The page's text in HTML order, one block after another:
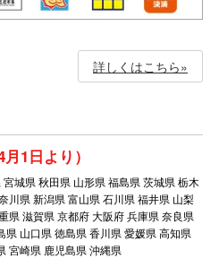
詳しくはこちら»
1日より）
城県 秋田県 山形県 福島県 茨城県 栃木
川県 新潟県 富山県 石川県 福井県 山梨
県 滋賀県 京都府 大阪府 兵庫県 奈良県
山口県 徳島県 香川県 愛媛県 高知県
宮崎県 鹿児島県 沖縄県